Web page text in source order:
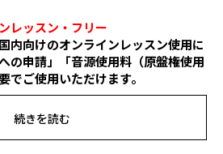
レッスン・フリー
内向けのオンラインレッスン使用に
の申請」「音源使用料（原盤権使用
でご使用いただけます。
、どちらにもご使用いただけます。
合でも、このCDについては演奏権
発生しません。
続きを読む